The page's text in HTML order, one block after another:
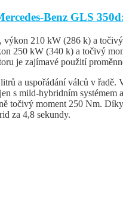
Benz GLS
výkon 210 kW (286 k) a
250 kW (340 k) a točivý
je zajímavé použití
a uspořádání válců v
s mild-hybridním systémem
točivý moment 250 Nm.
za 4,8 sekundy.